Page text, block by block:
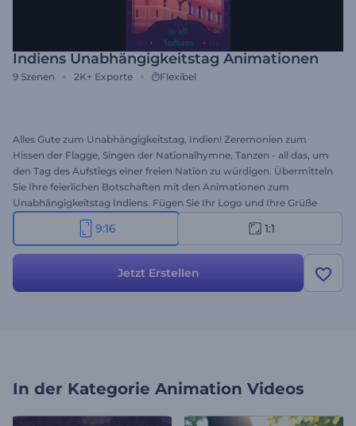
Indiens Unabhängigkeitstag Animationen
9 Szenen 2K+ Exporte Flexibel
Alles Gute zum Unabhängigkeitstag, Indien! Zeremonien zum
Hissen der Flagge, Singen der Nationalhymne, Tanzen - all das, um
den Tag des Aufstiegs einer freien Nation zu würdigen. Übermitteln
Sie Ihre feierlichen Botschaften mit den Animationen zum
Unabhängigkeitstag Indiens. Fügen Sie Ihr Logo und Ihre Grüße
hinzu, um mit wenigen Klicks eine professionelle Videoanimation
zu erstellen. Perfekt für Urlaubs-Intros, Video-Grüße, kommerzielle
Sie diese farbenfrohe Vorlage noch heute!
9:16 1:1
Jetzt Erstellen
In der Kategorie Animation Videos